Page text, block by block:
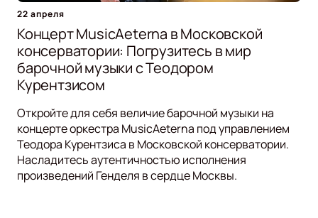
22 апреля
Концерт MusicAeterna в Московской
консерватории: Погрузитесь в мир
барочной музыки с Теодором
Курентзисом
Откройте для себя величие барочной музыки на
концерте оркестра MusicAeterna под управлением
Теодора Курентзиса в Московской консерватории.
Насладитесь аутентичностью исполнения
произведений Генделя в сердце Москвы.